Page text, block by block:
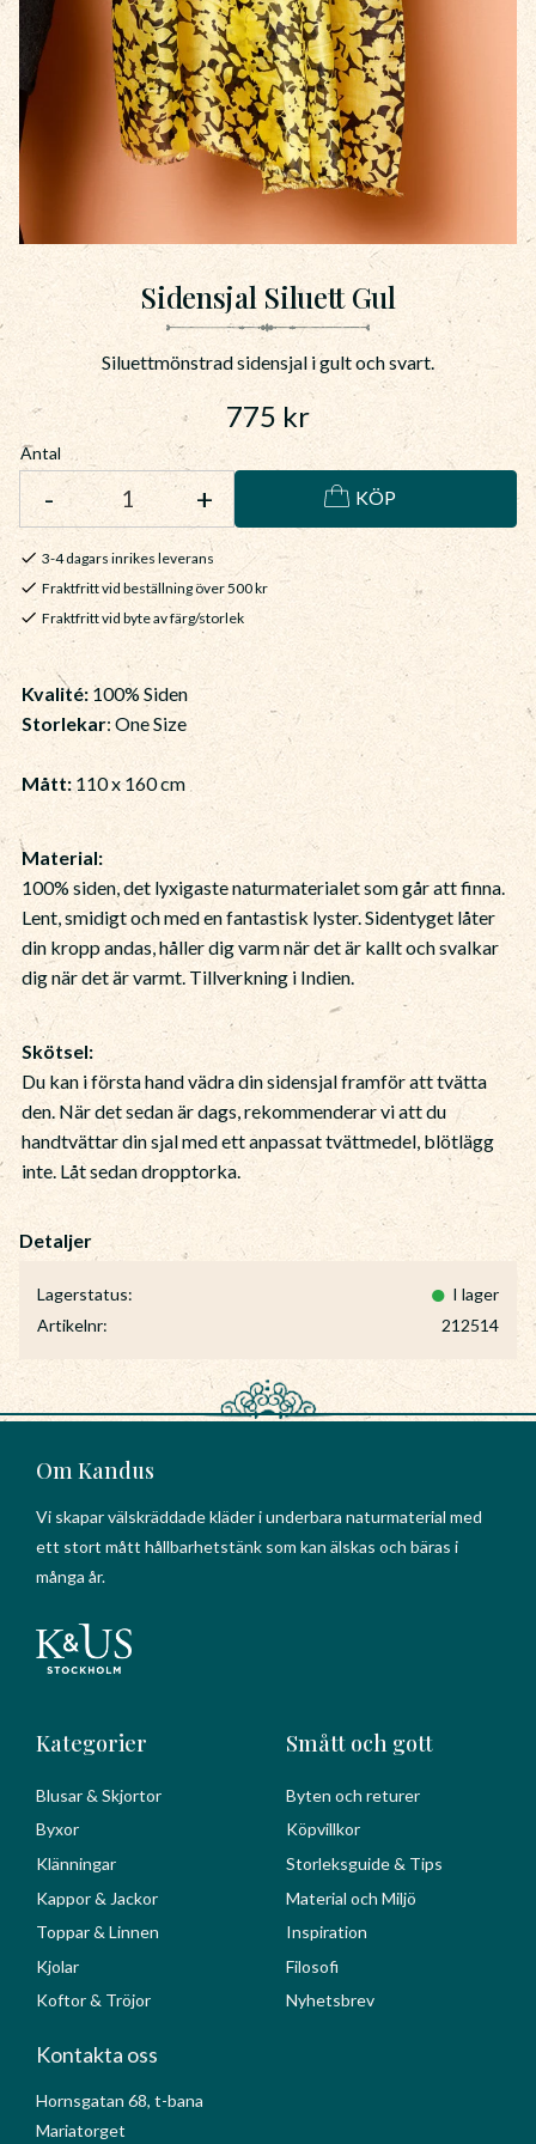
Sidensjal Siluett Gul
Siluettmönstrad sidensjal i gult och svart.
775 kr
Antal
+
- KÖP
3-4 dagars inrikes leverans
Fraktfritt vid beställning över 500 kr
Fraktfritt vid byte av färg/storlek
Lagerstatus
I lager
Artikelnr
212514
Kvalité: 100% Siden
Storlekar: One Size
Mått: 110 x 160 cm
Material:
100% siden, det lyxigaste naturmaterialet som går att finna.
Lent, smidigt och med en fantastisk lyster. Sidentyget låter
din kropp andas, håller dig varm när det är kallt och svalkar
dig när det är varmt. Tillverkning i Indien.
Skötsel:
Du kan i första hand vädra din sidensjal framför att tvätta
den. När det sedan är dags, rekommenderar vi att du
handtvättar din sjal med ett anpassat tvättmedel, blötlägg
inte. Låt sedan dropptorka.
Om Kandus
Vi skapar välskräddade kläder i underbara naturmaterial med
ett stort mått hållbarhetstänk som kan älskas och bäras i
många år.
Kategorier
Blusar & Skjortor
Byxor
Klänningar
Kappor & Jackor
Toppar & Linnen
Kjolar
Koftor & Tröjor
Smått och gott
Byten och returer
Köpvillkor
Storleksguide & Tips
Material och Miljö
Inspiration
Filosofi
Nyhetsbrev
Kontakta oss
Hornsgatan 68, t-bana
Mariatorget